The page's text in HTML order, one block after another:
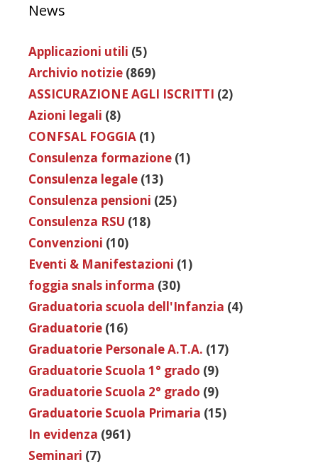
News
Applicazioni utili (5)
Archivio notizie (869)
ASSICURAZIONE AGLI ISCRITTI (2)
Azioni legali (8)
CONFSAL FOGGIA (1)
Consulenza formazione (1)
Consulenza legale (13)
Consulenza pensioni (25)
Consulenza RSU (18)
Convenzioni (10)
Eventi & Manifestazioni (1)
foggia snals informa (30)
Graduatoria scuola dell'Infanzia (4)
Graduatorie (16)
Graduatorie Personale A.T.A. (17)
Graduatorie Scuola 1° grado (9)
Graduatorie Scuola 2° grado (9)
Graduatorie Scuola Primaria (15)
In evidenza (961)
Seminari (7)